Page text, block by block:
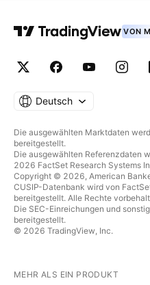
VON
Deutsch
Die ausgewählten Marktdaten
bereitgestellt.
Die ausgewählten Referenzdaten
2026 FactSet Research Systems
Copyright © 2026, American
CUSIP-Datenbank wird von
bereitgestellt. Alle Rechte
Die SEC-Einreichungen und
bereitgestellt.
© 2026 TradingView, Inc.
MEHR ALS EIN PRODUKT